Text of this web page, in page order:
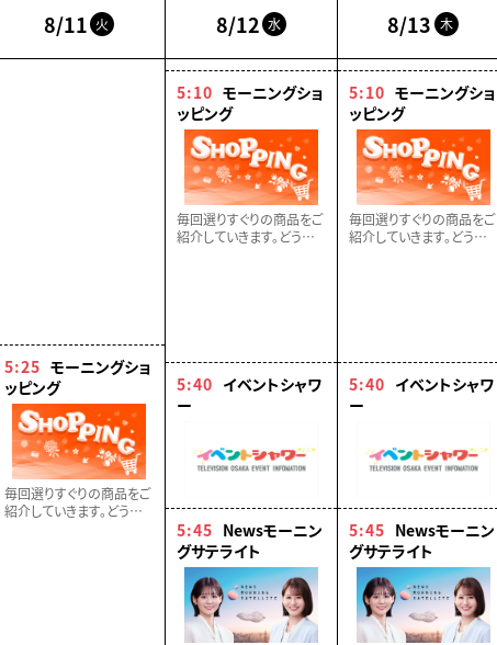
8/11 火 8/12 水 8/13 木
5:25 モーニングショ
ッピング
毎回選りすぐりの商品をご
紹介していきます。どうぞ
5:10 モーニングショ
ッピング
毎回選りすぐりの商品をご
紹介していきます。どうぞ
5:40 イベントシャワ
ー
5:45 Newsモーニン
グサテライト
5:10 モーニングショ
ッピング
毎回選りすぐりの商品をご
紹介していきます。どうぞ
5:40 イベントシャワ
ー
5:45 Newsモーニン
グサテライト